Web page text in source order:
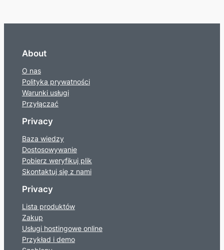
About
O nas
Polityka prywatności
Warunki usługi
Przyłączać
Privacy
Baza wiedzy
Dostosowywanie
Pobierz weryfikuj plik
Skontaktuj się z nami
Privacy
Lista produktów
Zakup
Usługi hostingowe online
Przykład i demo